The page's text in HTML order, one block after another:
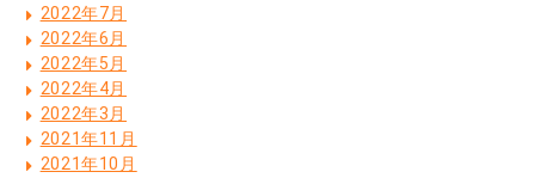
2022年7月
2022年6月
2022年5月
2022年4月
2022年3月
2021年11月
2021年10月